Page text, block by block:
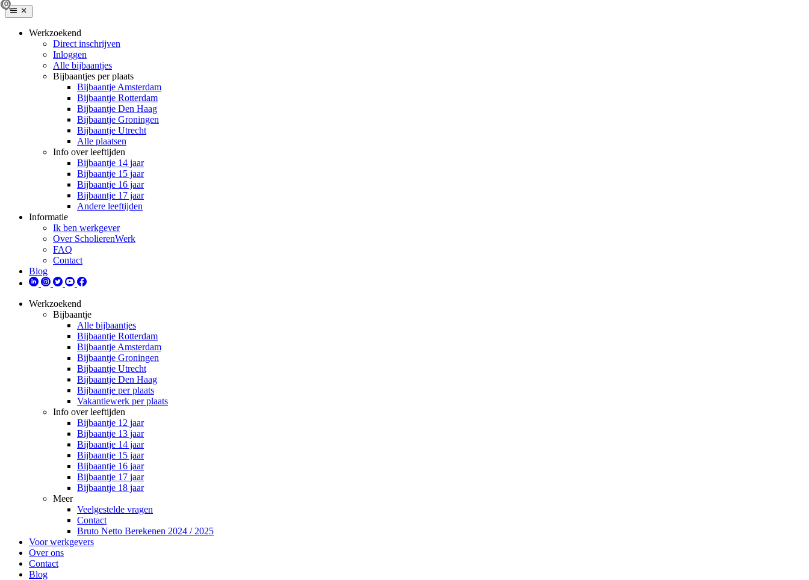
Werkzoekend
Direct inschrijven
Inloggen
Alle bijbaantjes
Bijbaantjes per plaats
Bijbaantje Amsterdam
Bijbaantje Rotterdam
Bijbaantje Den Haag
Bijbaantje Groningen
Bijbaantje Utrecht
Alle plaatsen
Info over leeftijden
Bijbaantje 14 jaar
Bijbaantje 15 jaar
Bijbaantje 16 jaar
Bijbaantje 17 jaar
Andere leeftijden
Informatie
Ik ben werkgever
Over ScholierenWerk
FAQ
Contact
Blog
Werkzoekend
Bijbaantje
Alle bijbaantjes
Bijbaantje Rotterdam
Bijbaantje Amsterdam
Bijbaantje Groningen
Bijbaantje Utrecht
Bijbaantje Den Haag
Bijbaantje per plaats
Vakantiewerk per plaats
Info over leeftijden
Bijbaantje 12 jaar
Bijbaantje 13 jaar
Bijbaantje 14 jaar
Bijbaantje 15 jaar
Bijbaantje 16 jaar
Bijbaantje 17 jaar
Bijbaantje 18 jaar
Meer
Veelgestelde vragen
Contact
Bruto Netto Berekenen 2024 / 2025
Voor werkgevers
Over ons
Contact
Blog